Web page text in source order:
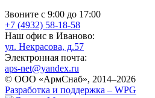
Звоните с 9:00 до 17:00
+7 (4932) 58-18-58
Наш офис в Иваново:
ул. Некрасова, д.57
Электронная почта:
aps-net@yandex.ru
© ООО «АрмСнаб», 2014–2026
Разработка и поддержка – WPG